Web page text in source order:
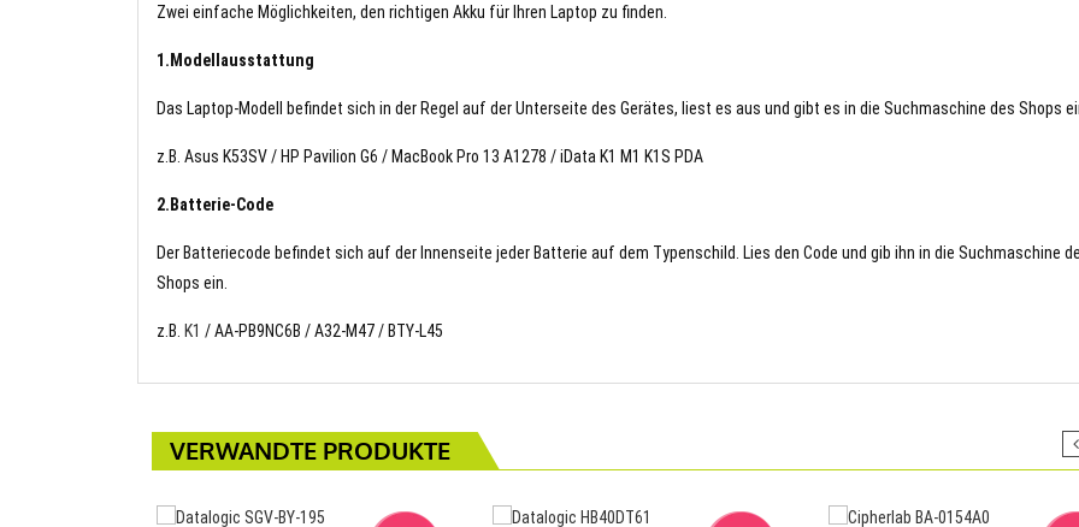
Zwei einfache Möglichkeiten, den richtigen Akku für Ihren Laptop zu finden.
1.Modellausstattung
Das Laptop-Modell befindet sich in der Regel auf der Unterseite des Gerätes, liest es aus und gibt es in die Suchmaschine des Shops
z.B. Asus K53SV / HP Pavilion G6 / MacBook Pro 13 A1278 / iData K1 M1 K1S PDA
2.Batterie-Code
Der Batteriecode befindet sich auf der Innenseite jeder Batterie auf dem Typenschild. Lies den Code und gib ihn in die Suchmaschine
Shops ein.
z.B. K1 / AA-PB9NC6B / A32-M47 / BTY-L45
VERWANDTE PRODUKTE